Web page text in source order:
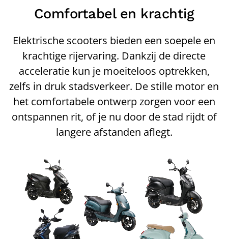
Comfortabel en krachtig
Elektrische scooters bieden een soepele en
krachtige rijervaring. Dankzij de directe
acceleratie kun je moeiteloos optrekken,
zelfs in druk stadsverkeer. De stille motor en
het comfortabele ontwerp zorgen voor een
ontspannen rit, of je nu door de stad rijdt of
langere afstanden aflegt.